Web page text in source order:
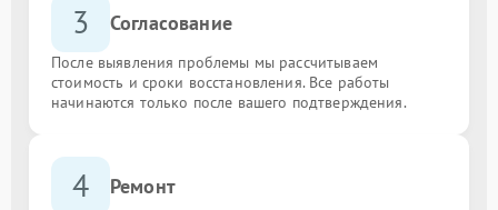
3 Согласование
После выявления проблемы мы рассчитываем
стоимость и сроки восстановления. Все работы
начинаются только после вашего подтверждения.
4 Ремонт